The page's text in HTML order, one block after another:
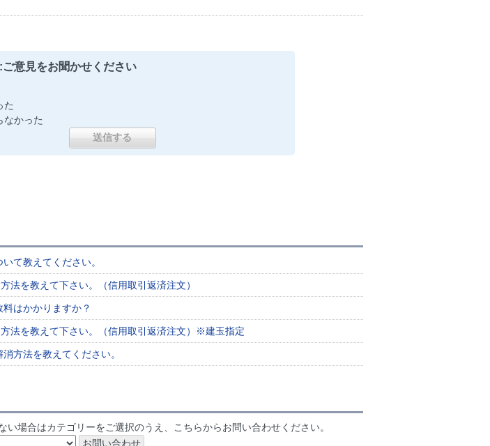
意見をお聞かせください
た
なかった
て教えてください。
法を教えて下さい。（信用取引返済注文）
はかかりますか？
法を教えて下さい。（信用取引返済注文）※建玉指定
方法を教えてください。
い場合はカテゴリーをご選択のうえ、こちらからお問い合わせください。